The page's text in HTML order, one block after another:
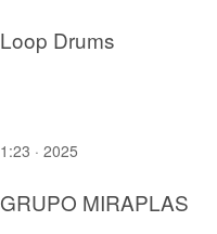
Loop Drums
1:23 · 2025
GRUPO MIRAPLAS